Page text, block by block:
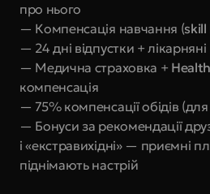
про нього
— Компенсація навчання (skill
— 24 дні відпустки + лікарняні
— Медична страховка +
компенсація
— 75% компенсації обідів (для
— Бонуси за рекомендації
і «екстравихідні» — приємні
піднімають настрій